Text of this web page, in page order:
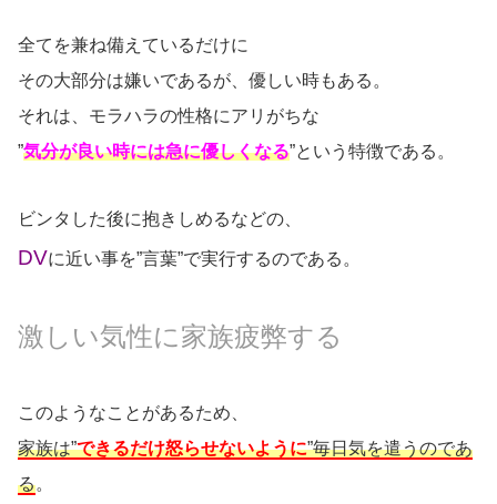
全てを兼ね備えているだけに
その大部分は嫌いであるが、優しい時もある。
それは、モラハラの性格にアリがちな
”気分が良い時には急に優しくなる”という特徴である。
ビンタした後に抱きしめるなどの、
DVに近い事を”言葉”で実行するのである。
激しい気性に家族疲弊する
このようなことがあるため、
家族は”できるだけ怒らせないように”毎日気を遣うのであ
る。